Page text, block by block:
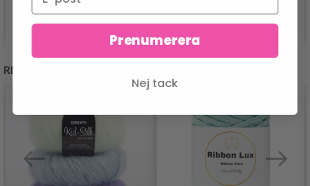
Se produkt Se produkt
REKOMMENDERAS FÖR DIG
Prenumerera
Nej tack